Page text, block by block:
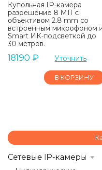
Купольная IP-камера
разрешение 8 МП с
объективом 2.8 mm со
встроенным микрофоном
Smart ИК-подсветкой до
30 метров.
18190 ₽ Уточнить
В КОРЗИНУ
Сетевые IP-камеры